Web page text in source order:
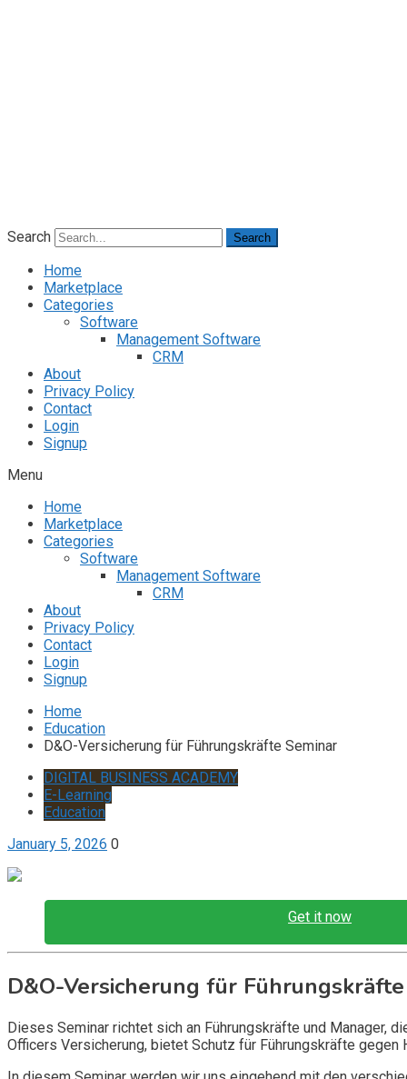
Search Search
Home
Marketplace
Categories
Software
Management Software
CRM
About
Privacy Policy
Contact
Login
Signup
Menu
Home
Marketplace
Categories
Software
Management Software
CRM
About
Privacy Policy
Contact
Login
Signup
Home
Education
D&O-Versicherung für Führungskräfte Seminar
DIGITAL BUSINESS ACADEMY
E-Learning
Education
January 5, 2026 0
Get it now
D&O-Versicherung für
Dieses Seminar richtet sich an Führungskräfte und Manager,
Officers Versicherung, bietet Schutz für Führungskräfte